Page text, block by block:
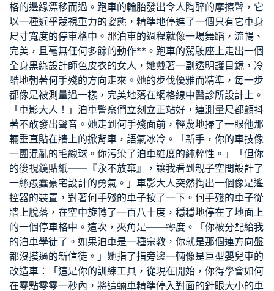
格的邊緣漂移而過。跑車的輪胎發出令人陶醉的摩擦聲，它
以一種近乎蔑視重力的姿態，精準地停進了一個只有它車身
尺寸寬度的停車格中。那泊車的過程就像一場舞蹈，流暢、
完美，且毫無任何多餘的動作**。跑車的駕駛座上走出一個
全身黑綠設計師色皮衣的女人，她戴著一副透明護目鏡，冷
酷地朝著何手殘的方向走來。她的步伐優雅而精準，每一步
都像是被測量過一樣，完美地落在網格線中醫診所設計上。
「車影大人！」泊車警察們立刻立正站好，連測量尺都顫抖
著不敢發出聲音。她走到何手殘面前，輕蔑地掃了一眼他那
輛垂直貼在牆上的掀背車，語氣冰冷。「新手，你的車技像
一團混亂的毛線球。你污染了泊車維度的純粹性。」「但你
的後視鏡貼紙——『永不放棄』，讓我看到 親子空間設計了
一絲愚蠢豪宅設計的勇氣。」車影大人突然掏出一個像是遙
控器的裝置，對著何手殘的車子按了一下。何手殘的車子從
牆上脫落，在空中旋轉了一百八十度，穩穩地停在了地面上
的一個停車格中。這次，夾角是——零度。「你被分配給我
的泊車學徒了。如果泊車是一種宗教，你就是那個連方向盤
都沒摸過的新信徒。」她指了指旁邊一輛像是巨型嬰兒車的
改造車：「這是你的訓練工具，從現在開始，你得學會如何
在零點零零一秒內，將這輛車精準停入對面的針眼大小的車